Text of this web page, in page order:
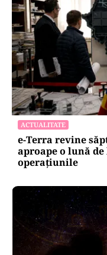
ACTUALITATE
e-Terra revine
aproape o lună
operațiunile